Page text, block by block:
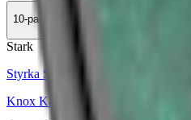
10-pack
Stark
Styrka Stark · Large
Knox Karaktär Yellow White Portion